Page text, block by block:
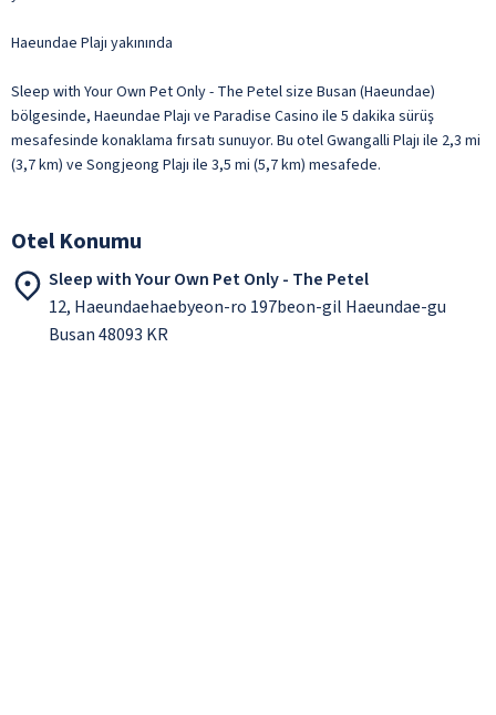
Haeundae Plajı yakınında
Sleep with Your Own Pet Only - The Petel size Busan (Haeundae)
bölgesinde, Haeundae Plajı ve Paradise Casino ile 5 dakika sürüş
mesafesinde konaklama fırsatı sunuyor. Bu otel Gwangalli Plajı ile 2,3 mi
(3,7 km) ve Songjeong Plajı ile 3,5 mi (5,7 km) mesafede.
Otel Konumu
Sleep with Your Own Pet Only - The Petel
12, Haeundaehaebyeon-ro 197beon-gil Haeundae-gu
Busan 48093 KR